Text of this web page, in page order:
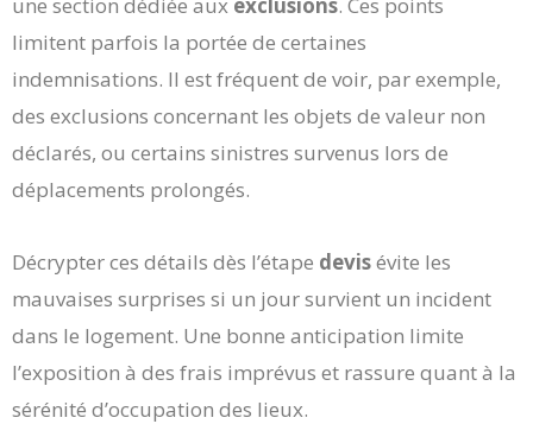
limitent parfois la portée de certaines
indemnisations. Il est fréquent de voir, par exemple,
des exclusions concernant les objets de valeur non
déclarés, ou certains sinistres survenus lors de
déplacements prolongés.
Décrypter ces détails dès l’étape devisévite les
mauvaises surprises si un jour survient un incident
dans le logement. Une bonne anticipation limite
l’exposition à des frais imprévus et rassure quant à la
sérénité d’occupation des lieux.